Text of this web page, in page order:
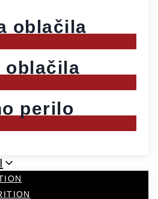
oblačila
oblačila
perilo